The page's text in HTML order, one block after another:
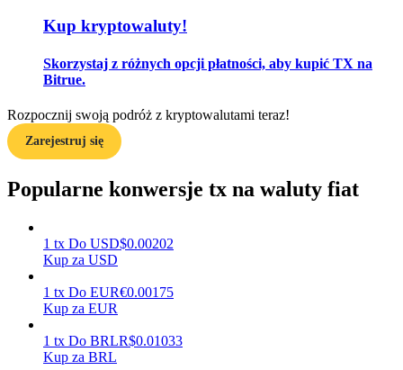
Zarabiać
Kup kryptowaluty!
Skorzystaj z różnych opcji płatności, aby kupić TX na
Bitrue.
Rozpocznij swoją podróż z kryptowalutami teraz!
Zarejestruj się
Popularne konwersje tx na waluty fiat
1 tx Do USD$0.00202
Kup za USD
1 tx Do EUR€0.00175
Kup za EUR
1 tx Do BRLR$0.01033
Kup za BRL